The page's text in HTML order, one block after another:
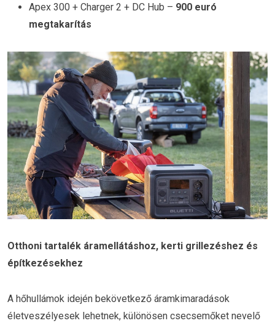
Apex 300 + Charger 2 + DC Hub – 900 euró
megtakarítás
Otthoni tartalék áramellátáshoz, kerti grillezéshez és
építkezésekhez
A hőhullámok idején bekövetkező áramkimaradások
életveszélyesek lehetnek, különösen csecsemőket nevelő